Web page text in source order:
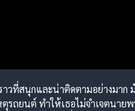
าวที่สนุกและน่าติดตามอย่างมา
ตุรถยนต์ ทำให้เธอไม่จำเจตน